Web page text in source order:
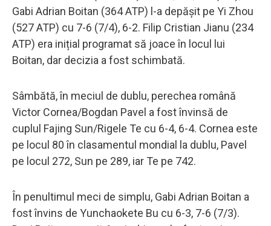
Gabi Adrian Boitan (364 ATP) l-a depășit pe Yi Zhou
(527 ATP) cu 7-6 (7/4), 6-2. Filip Cristian Jianu (234
ATP) era inițial programat să joace în locul lui
Boitan, dar decizia a fost schimbată.
Sâmbătă, în meciul de dublu, perechea română
Victor Cornea/Bogdan Pavel a fost învinsă de
cuplul Fajing Sun/Rigele Te cu 6-4, 6-4. Cornea este
pe locul 80 în clasamentul mondial la dublu, Pavel
pe locul 272, Sun pe 289, iar Te pe 742.
În penultimul meci de simplu, Gabi Adrian Boitan a
fost învins de Yunchaokete Bu cu 6-3, 7-6 (7/3).